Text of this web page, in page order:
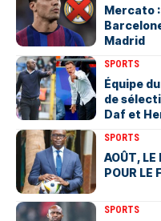
Mercato
Madrid
SPORTS
Équipe
de
Daf et
SPORTS
AOÛT, LE
POUR LE
SPORTS